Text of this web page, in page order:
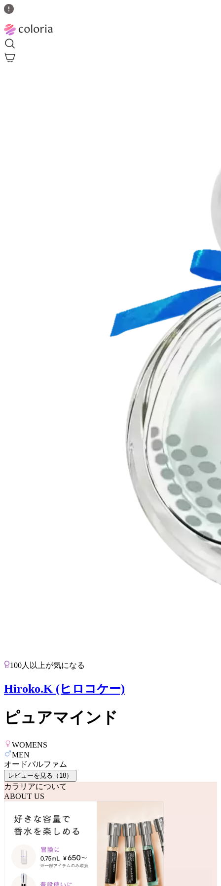
100人以上が気になる
Hiroko.K (ヒロコケー)
ピュアマインド
WOMENS
MEN
オードパルファム
レビューを見る（ 18）
カラリアについて
ABOUT US